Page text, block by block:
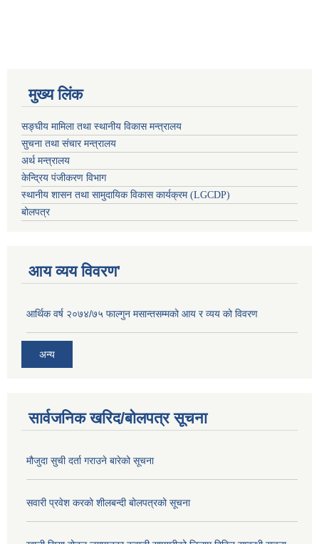
मुख्य लिंक
सङ्घीय मामिला तथा स्थानीय विकास मन्त्रालय
सुचना तथा संचार मन्त्रालय
अर्थ मन्त्रालय
केन्द्रिय पंजीकरण विभाग
स्थानीय शासन तथा सामुदायिक विकास कार्यक्रम (LGCDP)
बोलपत्र
आय व्यय विवरण'
आर्थिक वर्ष २०७४/७५ फाल्गुन मसान्तसम्मको आय र व्यय को विवरण
अन्य
सार्वजनिक खरिद/बोलपत्र सूचना
मौजुदा सुची दर्ता गराउने बारेको सूचना
सवारी प्रवेश करको शीलबन्दी बोलपत्रको सूचना